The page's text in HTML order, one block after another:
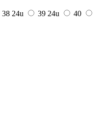
38 24u 39 24u
40